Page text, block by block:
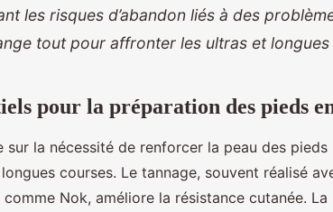
les risques d’abandon liés à des
tout pour affronter les ultras et longues
pour la préparation des pieds
sur la nécessité de renforcer la peau des
courses. Le tannage, souvent réalisé
Nok, améliore la résistance cutanée.